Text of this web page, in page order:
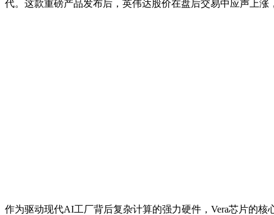
代。这款重磅产品发布后，英伟达股价在盘后交易中应声上涨
作为驱动现代AI工厂背后复杂计算的强力硬件，Vera芯片的